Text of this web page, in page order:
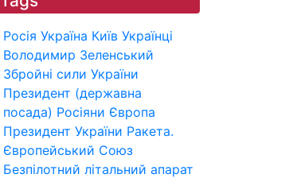
Росія Україна Київ Українці
Володимир Зеленський
Збройні сили України
Президент (державна
посада) Росіяни Європа
Президент України Ракета.
Європейський Союз
Безпілотний літальний апарат